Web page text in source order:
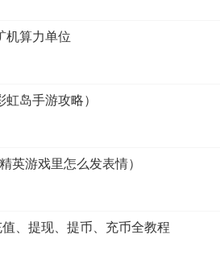
机算力单位
岛手游攻略）
英游戏里怎么发表情）
、提现、提币、充币全教程